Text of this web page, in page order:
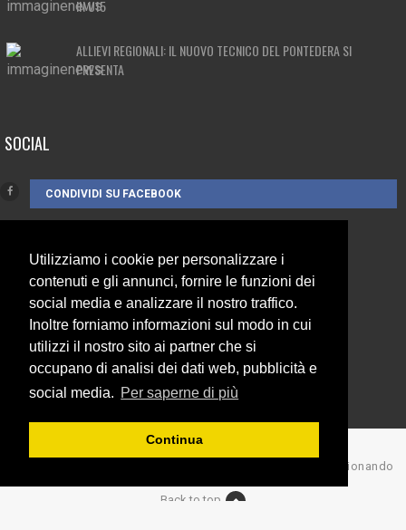
Utilizziamo i cookie per personalizzare i
contenuti e gli annunci, fornire le funzioni dei
social media e analizzare il nostro traffico.
Inoltre forniamo informazioni sul modo in cui
utilizzi il nostro sito ai partner che si
occupano di analisi dei dati web, pubblicità e
social media. Per saperne di più
Continua
IN U15
ALLIEVI REGIONALI: IL NUOVO TECNICO DEL PONTEDERA SI
PRESENTA
SOCIAL
CONDIVIDI SU FACEBOOK
CONTATTI
3385262752
info@campionando.it
© Copyright 2017 Campionando
Back to top